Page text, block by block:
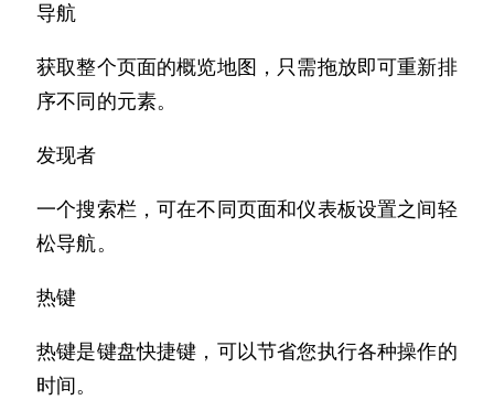
导航
获取整个页面的概览地图，只需拖放即可重新排
序不同的元素。
发现者
一个搜索栏，可在不同页面和仪表板设置之间轻
松导航。
热键
热键是键盘快捷键，可以节省您执行各种操作的
时间。